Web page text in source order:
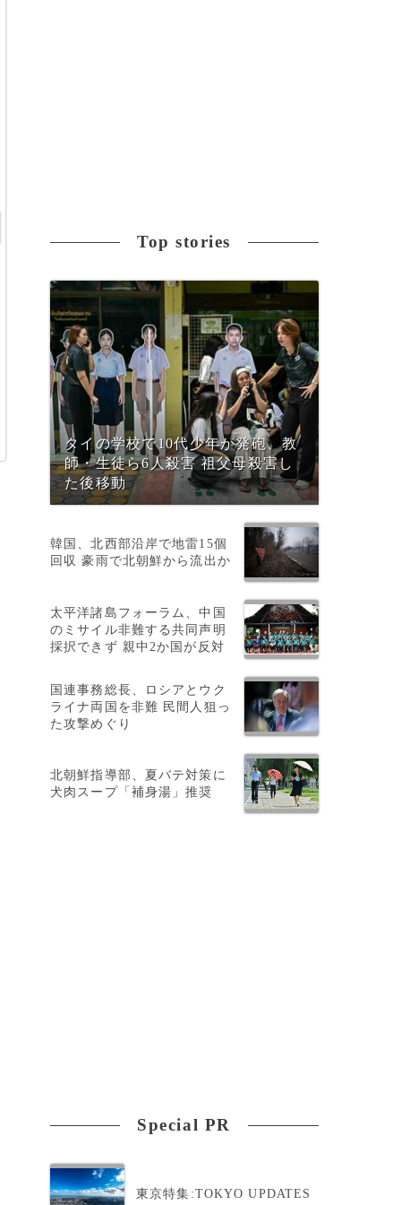
Top stories
タイの学校で10代少年が発砲、教
師・生徒ら6人殺害 祖父母殺害し
た後移動
韓国、北西部沿岸で地雷15個
回収 豪雨で北朝鮮から流出か
太平洋諸島フォーラム、中国
のミサイル非難する共同声明
採択できず 親中2か国が反対
国連事務総長、ロシアとウク
ライナ両国を非難 民間人狙っ
た攻撃めぐり
北朝鮮指導部、夏バテ対策に
犬肉スープ「補身湯」推奨
Special PR
東京特集:TOKYO UPDATES